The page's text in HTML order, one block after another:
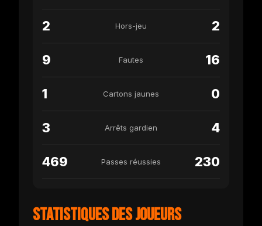
2 Hors-jeu 2
9 Fautes 16
1 Cartons jaunes 0
3 Arrêts gardien 4
469 Passes réussies 230
Statistiques des joueurs